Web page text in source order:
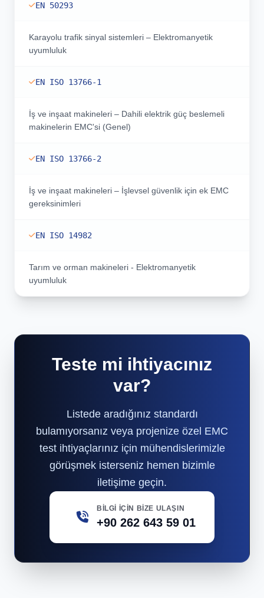
EN 50293
Karayolu trafik sinyal sistemleri – Elektromanyetik
uyumluluk
EN ISO 13766-1
İş ve inşaat makineleri – Dahili elektrik güç beslemeli
makinelerin EMC'si (Genel)
EN ISO 13766-2
İş ve inşaat makineleri – İşlevsel güvenlik için ek EMC
gereksinimleri
EN ISO 14982
Tarım ve orman makineleri - Elektromanyetik
uyumluluk
Teste mi ihtiyacınız
var?
Listede aradığınız standardı
bulamıyorsanız veya projenize özel EMC
test ihtiyaçlarınız için mühendislerimizle
görüşmek isterseniz hemen bizimle
iletişime geçin.
BILGI İÇIN BIZE ULAŞIN
+90 262 643 59 01